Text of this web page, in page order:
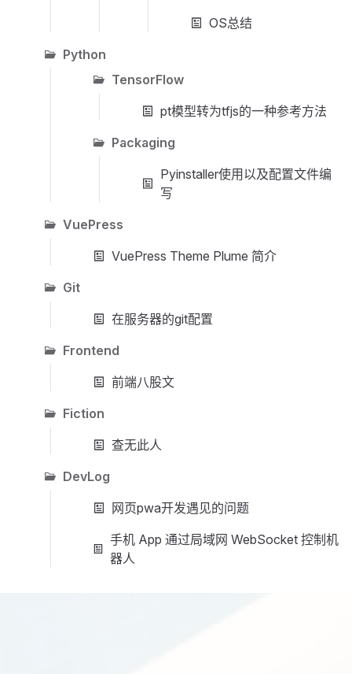
OS总结
Python
TensorFlow
pt模型转为tfjs的一种参考方法
Packaging
Pyinstaller使用以及配置文件编
写
VuePress
VuePress Theme Plume 简介
Git
在服务器的git配置
Frontend
前端八股文
Fiction
查无此人
DevLog
网页pwa开发遇见的问题
手机 App 通过局域网 WebSocket 控制机
器人